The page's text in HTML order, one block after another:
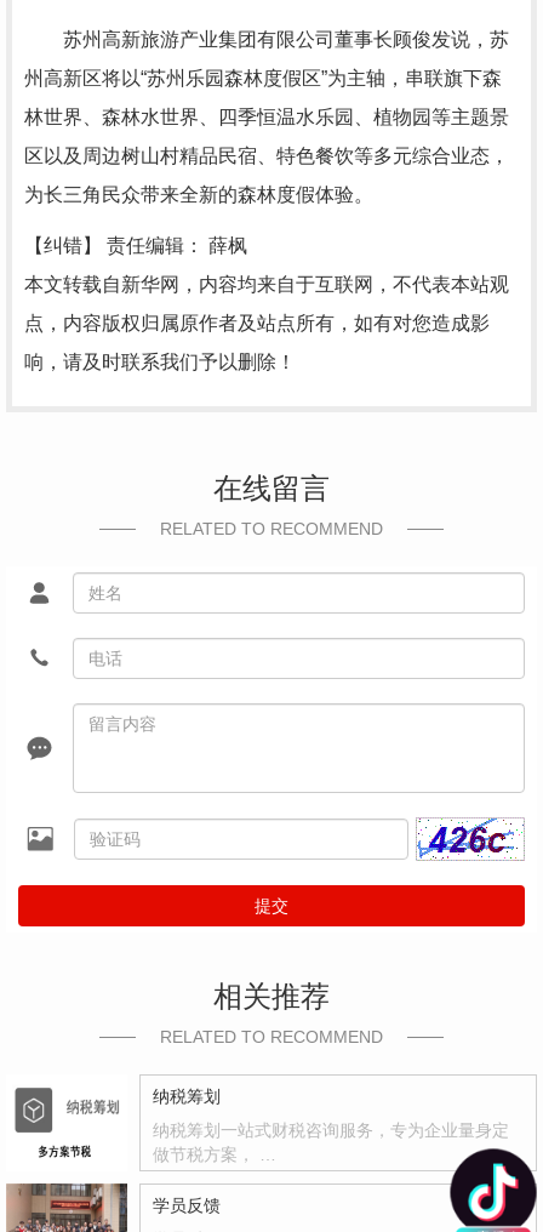
苏州高新旅游产业集团有限公司董事长顾俊发说，苏
州高新区将以“苏州乐园森林度假区”为主轴，串联旗下森
林世界、森林水世界、四季恒温水乐园、植物园等主题景
区以及周边树山村精品民宿、特色餐饮等多元综合业态，
为长三角民众带来全新的森林度假体验。
【纠错】 责任编辑： 薛枫
本文转载自新华网，内容均来自于互联网，不代表本站观
点，内容版权归属原作者及站点所有，如有对您造成影
响，请及时联系我们予以删除！
在线留言
RELATED TO RECOMMEND
提交
相关推荐
RELATED TO RECOMMEND
纳税筹划
纳税筹划一站式财税咨询服务，专为企业量身定
做节税方案， …
学员反馈